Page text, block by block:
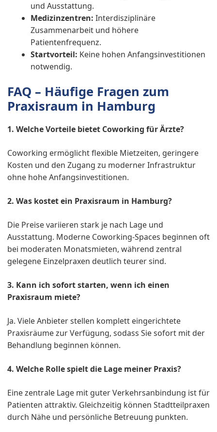
und Ausstattung.
Medizinzentren: Interdisziplinäre
Zusammenarbeit und höhere
Patientenfrequenz.
Startvorteil: Keine hohen Anfangsinvestitionen
notwendig.
FAQ – Häufige Fragen zum
Praxisraum in Hamburg
1. Welche Vorteile bietet Coworking für Ärzte?
Coworking ermöglicht flexible Mietzeiten, geringere
Kosten und den Zugang zu moderner Infrastruktur
ohne hohe Anfangsinvestitionen.
2. Was kostet ein Praxisraum in Hamburg?
Die Preise variieren stark je nach Lage und
Ausstattung. Moderne Coworking-Spaces beginnen oft
bei moderaten Monatsmieten, während zentral
gelegene Einzelpraxen deutlich teurer sind.
3. Kann ich sofort starten, wenn ich einen
Praxisraum miete?
Ja. Viele Anbieter stellen komplett eingerichtete
Praxisräume zur Verfügung, sodass Sie sofort mit der
Behandlung beginnen können.
4. Welche Rolle spielt die Lage meiner Praxis?
Eine zentrale Lage mit guter Verkehrsanbindung ist für
Patienten attraktiv. Gleichzeitig können Stadtteilpraxen
durch Nähe und persönliche Betreuung punkten.